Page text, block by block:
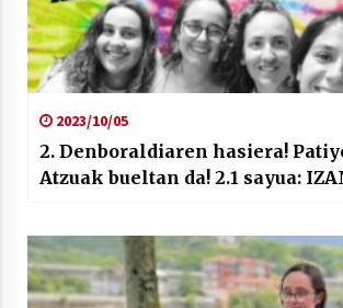
2023/10/05
2. Denboraldiaren hasiera!
Atzuak bueltan da! 2.1 sayua: